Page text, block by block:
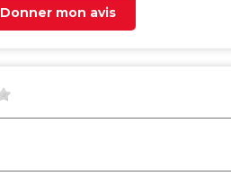
Donner mon avis